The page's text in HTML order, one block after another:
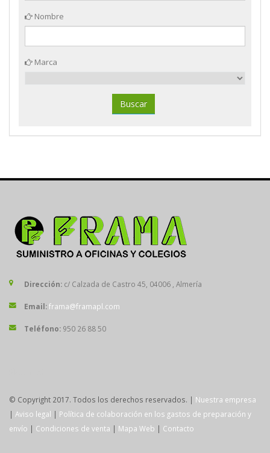
Nombre
Marca
Dirección: c/ Calzada de Castro 45, 04006 , Almería
Email:frama@framapl.com
Teléfono: 950 26 88 50
© Copyright 2017. Todos los derechos reservados. | Nuestra empresa
| Aviso legal | Política de colaboración en los gastos de preparación y
envío | Condiciones de venta | Mapa Web | Contacto